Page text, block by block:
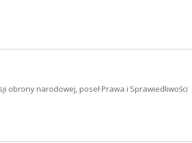
obrony narodowej, poseł Prawa i Sprawiedliwości